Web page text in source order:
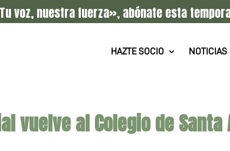
voz, nuestra fuerza», abónate esta
HAZTE SOCIO NOTICIAS
vuelve al Colegio de Santa